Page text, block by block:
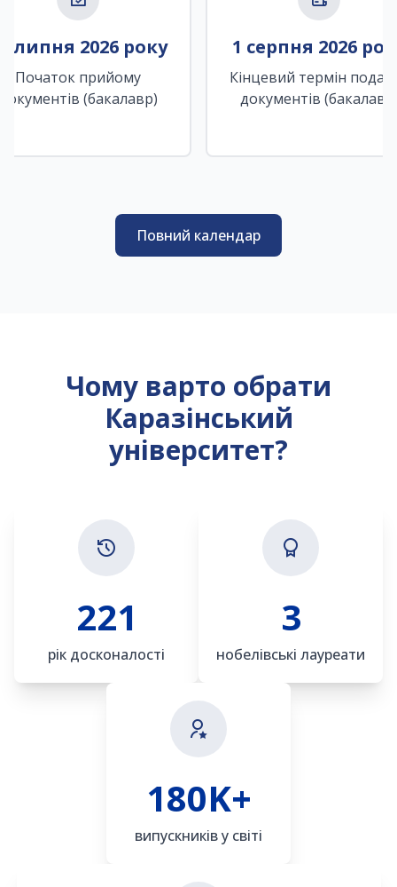
липня 2026 року
Початок прийому
(бакалавр)
1 серпня 2026
Кінцевий термін
документів
Повний календар
Чому варто обрати
Каразінський
університет?
221
рік досконалості
3
нобелівські лауреати
180K+
випускників у світі